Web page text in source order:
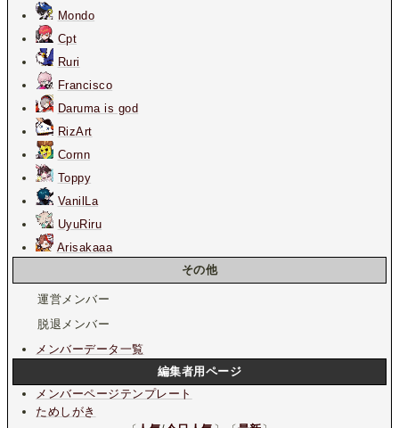
Mondo
Cpt
Ruri
Francisco
Daruma is god
RizArt
Cornn
Toppy
VanilLa
UyuRiru
Arisakaaa
その他
運営メンバー
脱退メンバー
メンバーデータ一覧
編集者用ページ
メンバーページテンプレート
ためしがき